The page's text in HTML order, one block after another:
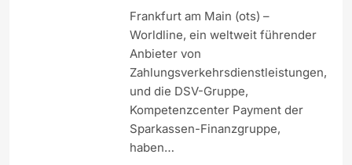
Frankfurt am Main (ots) –
Worldline, ein weltweit führender
Anbieter von
Zahlungsverkehrsdienstleistungen,
und die DSV-Gruppe,
Kompetenzcenter Payment der
Sparkassen-Finanzgruppe,
haben…